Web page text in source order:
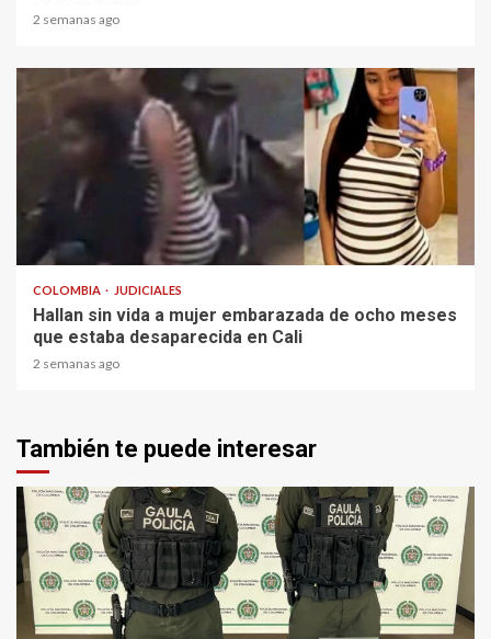
2 semanas ago
2 min read
COLOMBIA JUDICIALES
Hallan sin vida a mujer embarazada de ocho meses
que estaba desaparecida en Cali
2 semanas ago
También te puede interesar